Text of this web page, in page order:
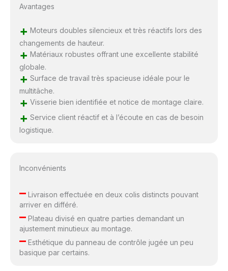
Avantages
+ Moteurs doubles silencieux et très réactifs lors des
changements de hauteur.
+ Matériaux robustes offrant une excellente stabilité
globale.
+ Surface de travail très spacieuse idéale pour le
multitâche.
+ Visserie bien identifiée et notice de montage claire.
+ Service client réactif et à l’écoute en cas de besoin
logistique.
Inconvénients
–Livraison effectuée en deux colis distincts pouvant
arriver en différé.
–Plateau divisé en quatre parties demandant un
ajustement minutieux au montage.
–Esthétique du panneau de contrôle jugée un peu
basique par certains.